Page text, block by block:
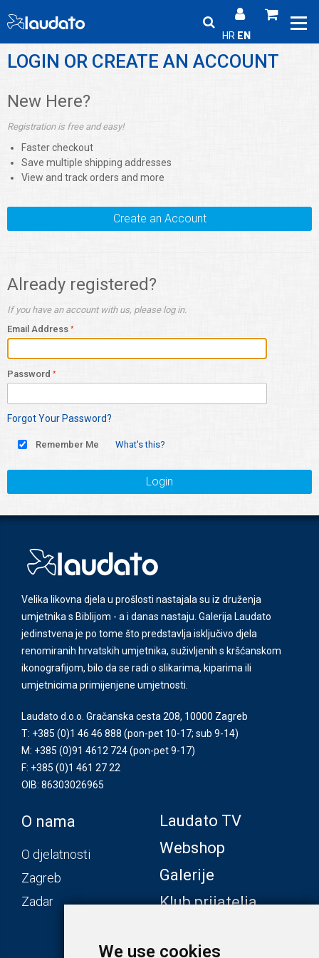
We use cookies
HR EN
LOGIN OR CREATE AN ACCOUNT
New Here?
Registration is free and easy!
Faster checkout
Save multiple shipping addresses
View and track orders and more
Create an Account
Already registered?
If you have an account with us, please log in.
Email Address
Password
Forgot Your Password?
Remember Me What's this?
Login
Velika likovna djela u prošlosti nastajala su iz druženja
umjetnika s Biblijom - a i danas nastaju. Galerija Laudato
jedinstvena je po tome što predstavlja isključivo djela
renomiranih hrvatskih umjetnika, suživljenih s kršćanskom
ikonografijom, bilo da se radi o slikarima, kiparima ili
umjetnicima primijenjene umjetnosti.
Laudato d.o.o. Gračanska cesta 208, 10000 Zagreb
T: +385 (0)1 46 46 888 (pon-pet 10-17; sub 9-14)
M: +385 (0)91 4612 724(pon-pet 9-17)
F: +385 (0)1 461 27 22
OIB: 86303026965
O nama
O djelatnosti
Zagreb
Zadar
Laudato TV
Webshop
Galerije
Klub prijatelja